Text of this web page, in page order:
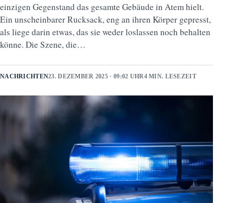
einzigen Gegenstand das gesamte Gebäude in Atem hielt.
Ein unscheinbarer Rucksack, eng an ihren Körper gepresst,
als liege darin etwas, das sie weder loslassen noch behalten
könne. Die Szene, die…
NACHRICHTEN23. DEZEMBER 2025 · 09:02 UHR4 MIN. LESEZEIT